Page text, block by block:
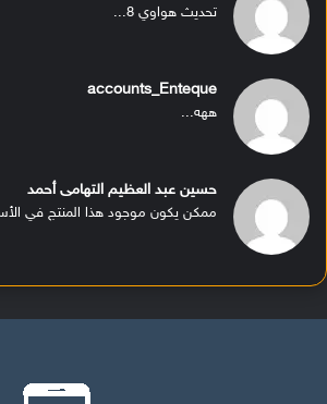
تحديث هواوي 8...
accounts_Enteque
ههه...
حسين عبد العظيم التهامى أحمد
ممكن يكون موجود هذا المنتج في